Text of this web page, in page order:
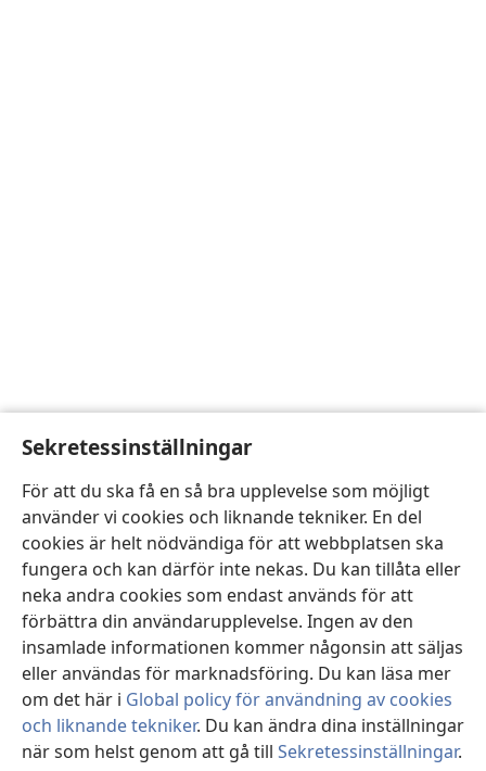
Sekretessinställningar
För att du ska få en så bra upplevelse som möjligt
använder vi cookies och liknande tekniker. En del
cookies är helt nödvändiga för att webbplatsen ska
fungera och kan därför inte nekas. Du kan tillåta eller
neka andra cookies som endast används för att
förbättra din användarupplevelse. Ingen av den
insamlade informationen kommer någonsin att säljas
eller användas för marknadsföring. Du kan läsa mer
om det här i Global policy för användning av cookies
och liknande tekniker. Du kan ändra dina inställningar
när som helst genom att gå till Sekretessinställningar.